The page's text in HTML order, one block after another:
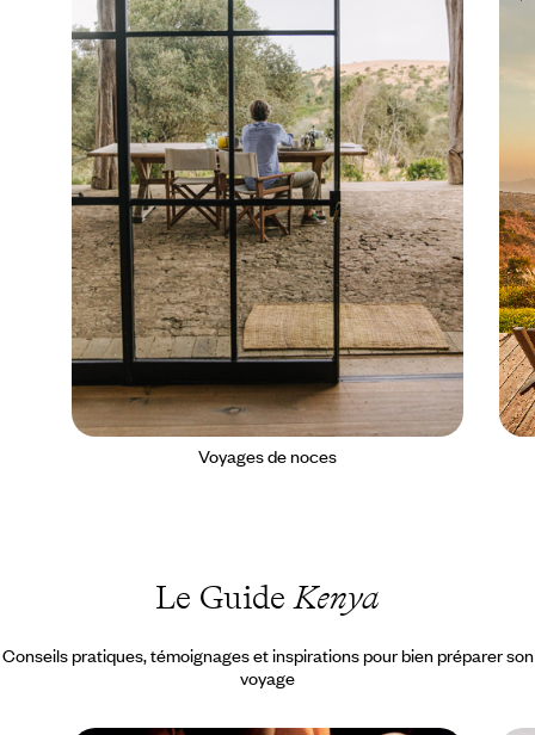
Voyages de noces
Le GuideKenya
Conseils pratiques, témoignages et inspirations pour bien préparer son
voyage